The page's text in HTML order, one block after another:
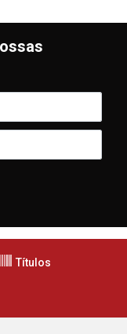
Títulos